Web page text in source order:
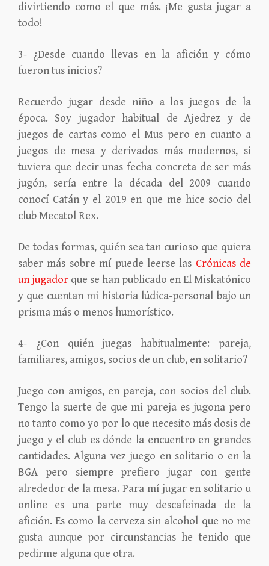
divirtiendo como el que más. ¡Me gusta jugar a
todo!
3- ¿Desde cuando llevas en la afición y cómo
fueron tus inicios?
Recuerdo jugar desde niño a los juegos de la
época. Soy jugador habitual de Ajedrez y de
juegos de cartas como el Mus pero en cuanto a
juegos de mesa y derivados más modernos, si
tuviera que decir unas fecha concreta de ser más
jugón, sería entre la década del 2009 cuando
conocí Catán y el 2019 en que me hice socio del
club Mecatol Rex.
De todas formas, quién sea tan curioso que quiera
saber más sobre mí puede leerse las Crónicas de
un jugador que se han publicado en El Miskatónico
y que cuentan mi historia lúdica-personal bajo un
prisma más o menos humorístico.
4- ¿Con quién juegas habitualmente: pareja,
familiares, amigos, socios de un club, en solitario?
Juego con amigos, en pareja, con socios del club.
Tengo la suerte de que mi pareja es jugona pero
no tanto como yo por lo que necesito más dosis de
juego y el club es dónde la encuentro en grandes
cantidades. Alguna vez juego en solitario o en la
BGA pero siempre prefiero jugar con gente
alrededor de la mesa. Para mí jugar en solitario u
online es una parte muy descafeinada de la
afición. Es como la cerveza sin alcohol que no me
gusta aunque por circunstancias he tenido que
pedirme alguna que otra.